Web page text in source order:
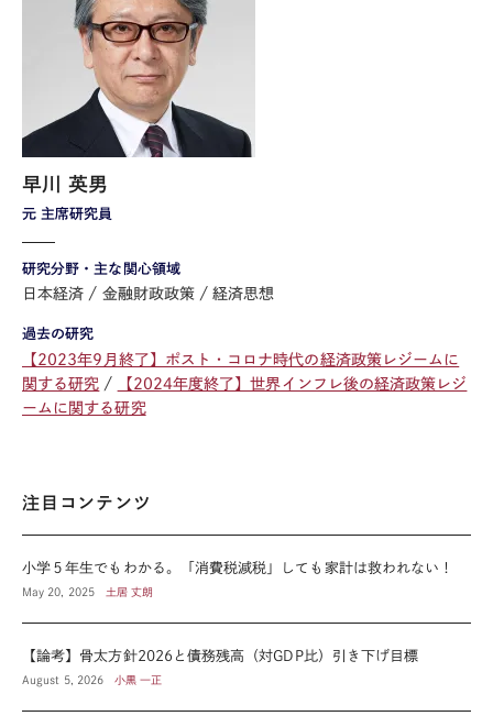
元 主席研究員
早川 英男
研究分野・主な関心領域
日本経済 金融財政政策 経済思想
過去の研究
【2023年9月終了】ポスト・コロナ時代の経済政策レジームに
関する研究
【2024年度終了】世界インフレ後の経済政策レジ
ームに関する研究
注目コンテンツ
小学５年生でもわかる。「消費税減税」しても家計は救われない！
May 20, 2025 土居 丈朗
【論考】骨太方針2026と債務残高（対GDP比）引き下げ目標
August 5, 2026 小黒 一正